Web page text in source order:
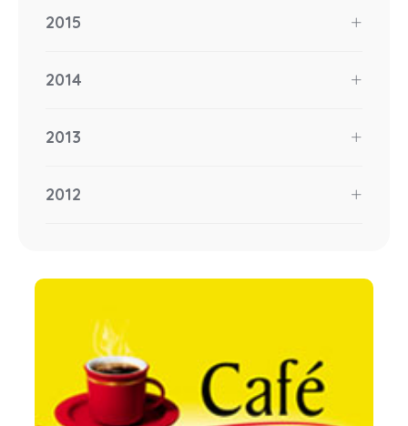
2015
2014
2013
2012